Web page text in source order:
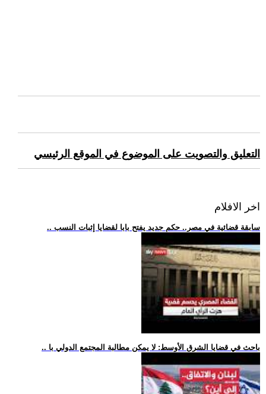
التعليق والتصويت على الموضوع في الموقع الرئيسي
اخر الافلام
.. سابقة قضائية في مصر.. حكم جديد يفتح بابا لقضايا إثبات النسب
.. باحث في قضايا الشرق الأوسط: لا يمكن مطالبة المجتمع الدولي با